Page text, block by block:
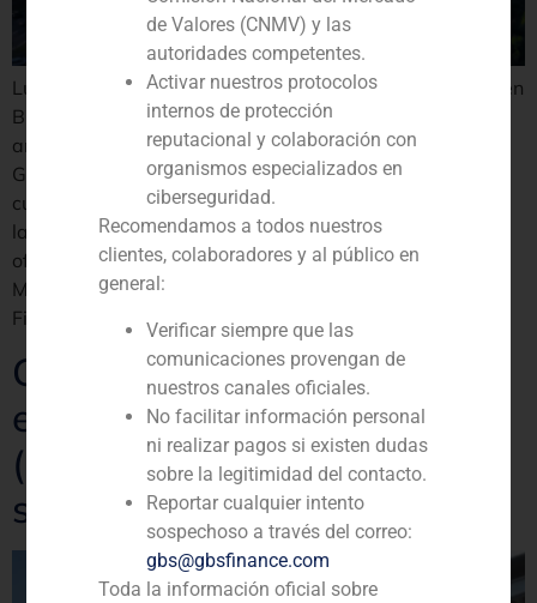
Luiz Maia se incorpora al equipo de Corporate Finance en
Brasil, aportando su amplia experiencia de más de 40
años en Investment Banking.
GBS Finance, que este año celebra su 30 aniversario,
cuenta con cerca de 370 operaciones asesoradas hasta
la fecha y más de 100 profesionales repartidos en 10
oficinas de diferentes países. La incorporación de Luiz
Maia refuerza la estrategia de crecimiento de GBS
Finance en Latinoamérica.
GBS asesora a Bright Food
en la venta de GM Food
(Miquel Alimentació) a la
suiza Coop
de Valores (CNMV) y las
autoridades competentes.
Activar nuestros protocolos
internos de protección
reputacional y colaboración con
organismos especializados en
ciberseguridad.
Recomendamos a todos nuestros
clientes, colaboradores y al público en
general:
Verificar siempre que las
comunicaciones provengan de
nuestros canales oficiales.
No facilitar información personal
ni realizar pagos si existen dudas
sobre la legitimidad del contacto.
Reportar cualquier intento
sospechoso a través del correo:
gbs@gbsfinance.com
Toda la información oficial sobre